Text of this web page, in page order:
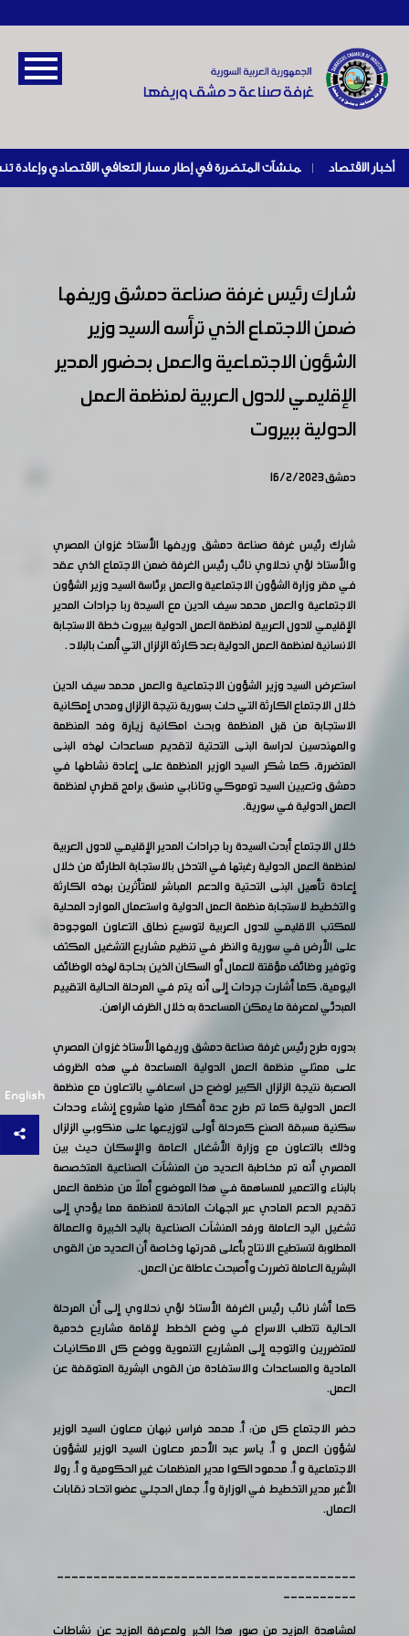
أخبار الاقتصاد |
English
شارك رئيس غرفة صناعة دمشق وريفها
ضمن الاجتماع الذي ترأسه السيد وزير
الشؤون الاجتماعية والعمل بحضور المدير
الإقليمي للدول العربية لمنظمة العمل
الدولية ببيروت
دمشق 16/2/2023
شارك رئيس غرفة صناعة دمشق وريفها الأستاذ غزوان المصري
والأستاذ لؤي نحلاوي نائب رئيس الغرفة ضمن الاجتماع الذي عقد
في مقر وزارة الشؤون الاجتماعية والعمل برئاسة السيد وزير الشؤون
الاجتماعية والعمل محمد سيف الدين مع السيدة ربا جرادات المدير
الإقليمي للدول العربية لمنظمة العمل الدولية ببيروت خطة الاستجابة
الانسانية لمنظمة العمل الدولية بعد كارثة الزلزال التي ألمت بالبلاد .
استعرض السيد وزير الشؤون الاجتماعية والعمل محمد سيف الدين
خلال الاجتماع الكارثة التي حلت بسورية نتيجة الزلزال ومدى إمكانية
الاستجابة من قبل المنظمة وبحث امكانية زيارة وفد المنظمة
والمهندسين لدراسة البنى التحتية لتقديم مساعدات لهذه البنى
المتضررة، كما شكر السيد الوزير المنظمة على إعادة نشاطها في
دمشق وتعيين السيد توموكي وتانابي منسق برامج قطري لمنظمة
العمل الدولية في سورية.
خلال الاجتماع أبدت السيدة ربا جرادات المدير الإقليمي للدول العربية
لمنظمة العمل الدولية رغبتها في التدخل بالاستجابة الطارئة من خلال
إعادة تأهيل البنى التحتية والدعم المباشر للمتأثرين بهذه الكارثة
والتخطيط لاستجابة منظمة العمل الدولية واستعمال الموارد المحلية
للمكتب الاقليمي للدول العربية لتوسيع نطاق التعاون الموجودة
على الأرض في سورية والنظر في تنظيم مشاريع التشغيل المكثف
وتوفير وظائف مؤقتة للعمال أو السكان الذين بحاجة لهذه الوظائف
اليومية، كما أشارت جردات إلى أنه يتم في المرحلة الحالية التقييم
المبدئي لمعرفة ما يمكن المساعدة به خلال الظرف الراهن.
بدوره طرح رئيس غرفة صناعة دمشق وريفها الأستاذ غزوان المصري
على ممثلي منظمة العمل الدولية المساعدة في هذه الظروف
الصعبة نتيجة الزلزال الكبير لوضع حل اسعافي بالتعاون مع منظمة
العمل الدولية كما تم طرح عدة أفكار منها مشروع إنشاء وحدات
سكنية مسبقة الصنع كمرحلة أولى لتوزيعها على منكوبي الزلزال
وذلك بالتعاون مع وزارة الأشغال العامة والإسكان حيث بين
المصري أنه تم مخاطبة العديد من المنشآت الصناعية المتخصصة
بالبناء والتعمير للمساهمة في هذا الموضوع أملاً من منظمة العمل
تقديم الدعم المادي عبر الجهات المانحة للمنظمة مما يؤدي إلى
تشغيل اليد العاملة ورفد المنشآت الصناعية باليد الخبيرة والعمالة
المطلوبة لتستطيع الانتاج بأعلى قدرتها وخاصة أن العديد من القوى
البشرية العاملة تضررت وأصبحت عاطلة عن العمل.
كما أشار نائب رئيس الغرفة الأستاذ لؤي نحلاوي إلى أن المرحلة
الحالية تتطلب الاسراع في وضع الخطط لإقامة مشاريع خدمية
للمتضررين والتوجه إلى المشاريع التنموية ووضع كل الامكانيات
المادية والمساعدات والاستفادة من القوى البشرية المتوقفة عن
العمل.
حضر الاجتماع كل من: أ. محمد فراس نبهان معاون السيد الوزير
لشؤون العمل و أ. ياسر عبد الأحمر معاون السيد الوزير للشؤون
الاجتماعية و أ. محمود الكوا مدير المنظمات غير الحكومية و أ. رولا
الأغبر مدير التخطيط في الوزارة وأ. جمال الحجلي عضو اتحاد نقابات
العمال.
-----------------------------------------
----------
لمشاهدة المزيد من صور هذا الخبر ولمعرفة المزيد عن نشاطات